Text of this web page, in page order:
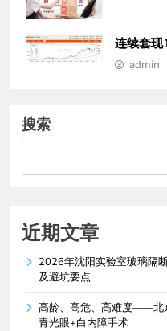
连续套现
admin
搜索
近期文章
2026年沈阳实验室玻璃隔
及避坑要点
高龄、高危、高难度——北
青光眼+白内障手术